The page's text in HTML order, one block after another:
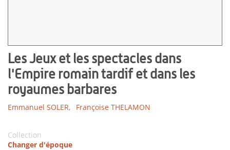
Les Jeux et les spectacles dans
l'Empire romain tardif et dans les
royaumes barbares
Emmanuel SOLER, Françoise THELAMON
Collection
Changer d'époque